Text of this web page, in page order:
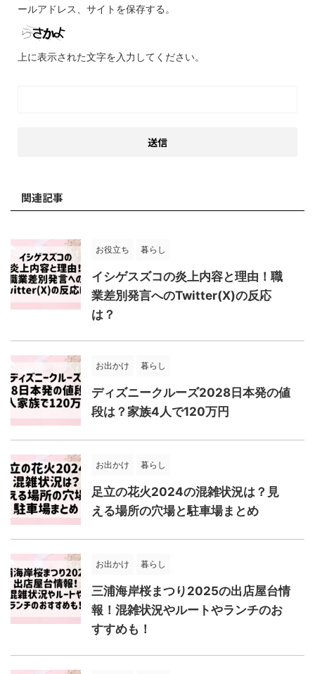
ールアドレス、サイトを保存する。
上に表示された文字を入力してください。
関連記事
お役立ち 暮らし
イシゲスズコの炎上内容と理由！職
業差別発言へのTwitter(X)の反応
は？
お出かけ 暮らし
ディズニークルーズ2028日本発の値
段は？家族4人で120万円
お出かけ 暮らし
足立の花火2024の混雑状況は？見
える場所の穴場と駐車場まとめ
お出かけ 暮らし
三浦海岸桜まつり2025の出店屋台情
報！混雑状況やルートやランチのお
すすめも！